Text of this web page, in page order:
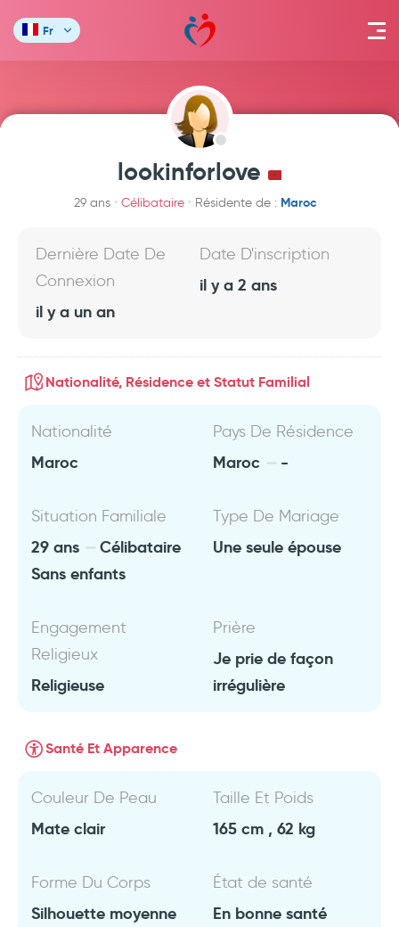
Fr
lookinforlove
29 ans Célibataire Résidente de : Maroc
Dernière Date De
Connexion
il y a un an
Date D'inscription
il y a 2 ans
Nationalité, Résidence et Statut Familial
Nationalité
Maroc
Pays De Résidence
Maroc -
Situation Familiale
29 ans
Célibataire
Sans enfants
Type De Mariage
Une seule épouse
Engagement
Religieux
Religieuse
Prière
Je prie de façon
irrégulière
Santé Et Apparence
Couleur De Peau
Mate clair
Taille Et Poids
165 cm , 62 kg
Forme Du Corps
Silhouette moyenne
État de santé
En bonne santé